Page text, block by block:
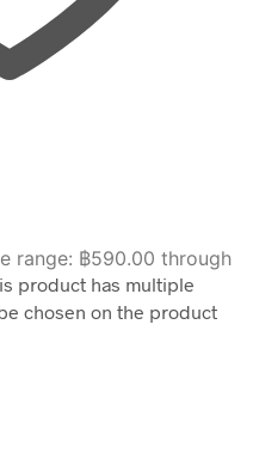
range: ฿590.00 through
product has multiple
chosen on the product